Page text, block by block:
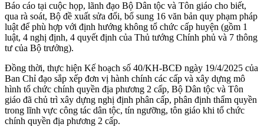
Báo cáo tại cuộc họp, lãnh đạo Bộ Dân tộc và Tôn giáo cho biết,
qua rà soát, Bộ đề xuất sửa đổi, bổ sung 16 văn bản quy phạm pháp
luật để phù hợp với định hướng không tổ chức cấp huyện (gồm 1
luật, 4 nghị định, 4 quyết định của Thủ tướng Chính phủ và 7 thông
tư của Bộ trưởng).
Đồng thời, thực hiện Kế hoạch số 40/KH-BCĐ ngày 19/4/2025 của
Ban Chỉ đạo sắp xếp đơn vị hành chính các cấp và xây dựng mô
hình tổ chức chính quyền địa phương 2 cấp, Bộ Dân tộc và Tôn
giáo đã chủ trì xây dựng nghị định phân cấp, phân định thẩm quyền
trong lĩnh vực công tác dân tộc, tín ngưỡng, tôn giáo khi tổ chức
chính quyền địa phương 2 cấp.